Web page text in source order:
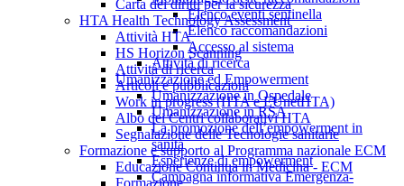
Carta dei diritti per la sicurezza
HTA Health Technology Assessment
Attività HTA
HS Horizon Scanning
Attività di ricerca
Articoli e pubblicazioni
Work in progress (HTA e EUnetHTA)
Albo dei Centri collaborativi HTA
Segnalazione delle Tecnologie sanitarie
Formazione e supporto al Programma nazionale ECM
Educazione Continua in Medicina - ECM
Formazione
Elenco eventi sentinella
Elenco raccomandazioni
Accesso al sistema
Attività di ricerca
Umanizzazione ed Empowerment
Umanizzazione in Ospedale
Umanizzazione in RSA
La promozione dell’empowerment in
sanità
Esperienze di empowerment
Campagna informativa Emergenza-